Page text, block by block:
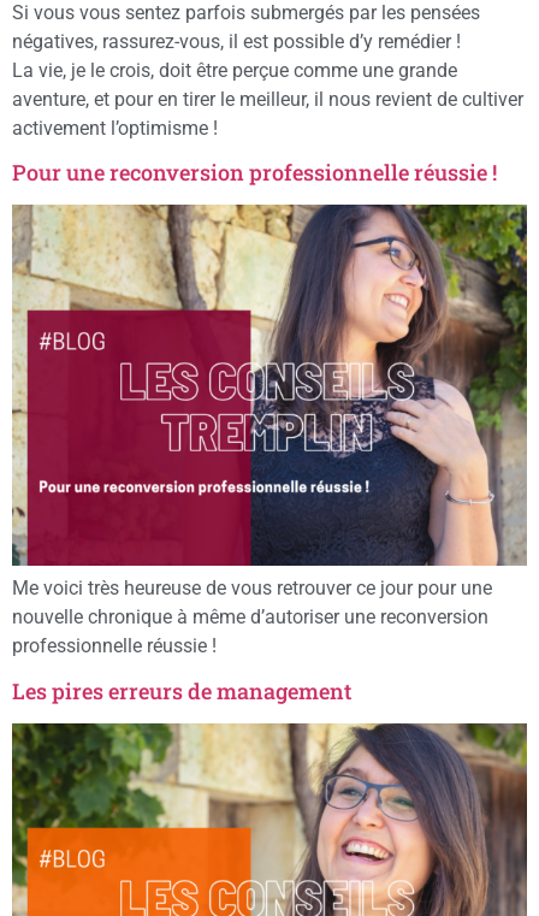
Si vous vous sentez parfois submergés par les pensées
négatives, rassurez-vous, il est possible d’y remédier !
La vie, je le crois, doit être perçue comme une grande
aventure, et pour en tirer le meilleur, il nous revient de cultiver
activement l’optimisme !
Pour une reconversion professionnelle réussie !
Me voici très heureuse de vous retrouver ce jour pour une
nouvelle chronique à même d’autoriser une reconversion
professionnelle réussie !
Les pires erreurs de management